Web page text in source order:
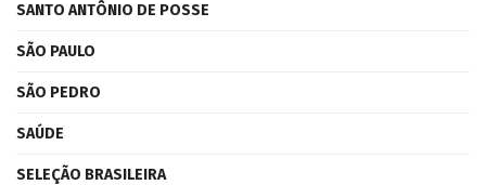
SANTO ANTÔNIO DE POSSE
SÃO PAULO
SÃO PEDRO
SAÚDE
SELEÇÃO BRASILEIRA